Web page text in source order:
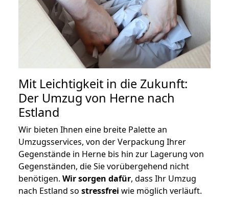
Mit Leichtigkeit in die Zukunft:
Der Umzug von Herne nach
Estland
Wir bieten Ihnen eine breite Palette an
Umzugsservices, von der Verpackung Ihrer
Gegenstände in Herne bis hin zur Lagerung von
Gegenständen, die Sie vorübergehend nicht
benötigen. Wir sorgen dafür, dass Ihr Umzug
nach Estland so stressfrei wie möglich verläuft.